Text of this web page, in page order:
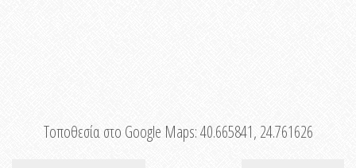
Τοποθεσία στο Google Maps:40.665841, 24.761626